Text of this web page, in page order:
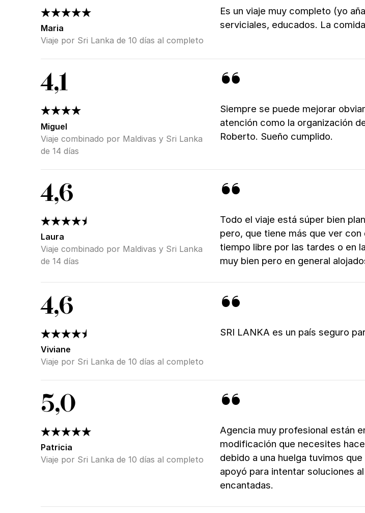
Maria
Viaje por Sri Lanka de 10 días al completo
Es un viaje muy completo (yo
serviciales, educados. La
4,1
Miguel
Viaje combinado por Maldivas y Sri Lanka
de 14 días
Siempre se puede mejorar
atención como la organización
Roberto. Sueño cumplido.
4,6
Laura
Viaje combinado por Maldivas y Sri Lanka
de 14 días
Todo el viaje está súper bien
pero, que tiene más que ver
tiempo libre por las tardes o en
muy bien pero en general
4,6
Viviane
Viaje por Sri Lanka de 10 días al completo
SRI LANKA es un país seguro
5,0
Patricia
Viaje por Sri Lanka de 10 días al completo
Agencia muy profesional están
modificación que necesites
debido a una huelga tuvimos
apoyó para intentar soluciones
encantadas.